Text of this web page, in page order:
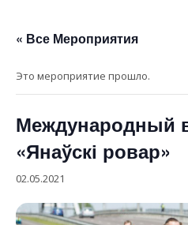
« Все Мероприятия
Это мероприятие прошло.
Международный
«Янаўскі ровар»
02.05.2021